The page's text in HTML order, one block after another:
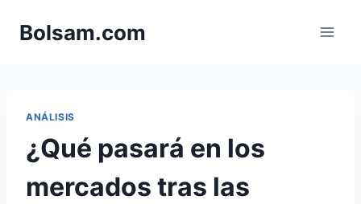
Bolsam.com
ANÁLISIS
¿Qué pasará en los
mercados tras las